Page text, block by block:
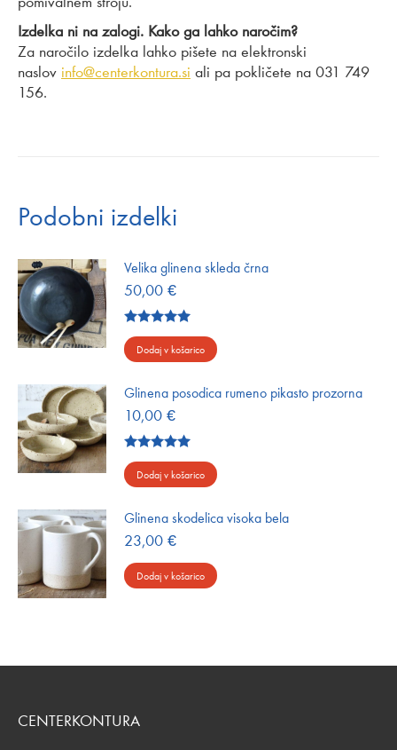
Izdelka ni na zalogi. Kako ga lahko naročim?
Za naročilo izdelka lahko pišete na elektronski
naslov info@centerkontura.si ali pa pokličete na 031 749
156.
Podobni izdelki
Velika glinena skleda črna
50,00 €
Ocenjeno
5.00od 5
Dodaj v košarico
Glinena posodica rumeno pikasto prozorna
10,00 €
Ocenjeno
5.00od 5
Dodaj v košarico
Glinena skodelica visoka bela
23,00 €
Dodaj v košarico
CENTERKONTURA